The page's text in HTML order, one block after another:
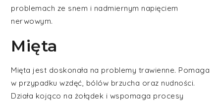
problemach ze snem i nadmiernym napięciem
nerwowym.
Mięta
Mięta jest doskonała na problemy trawienne. Pomaga
w przypadku wzdęć, bólów brzucha oraz nudności.
Działa kojąco na żołądek i wspomaga procesy